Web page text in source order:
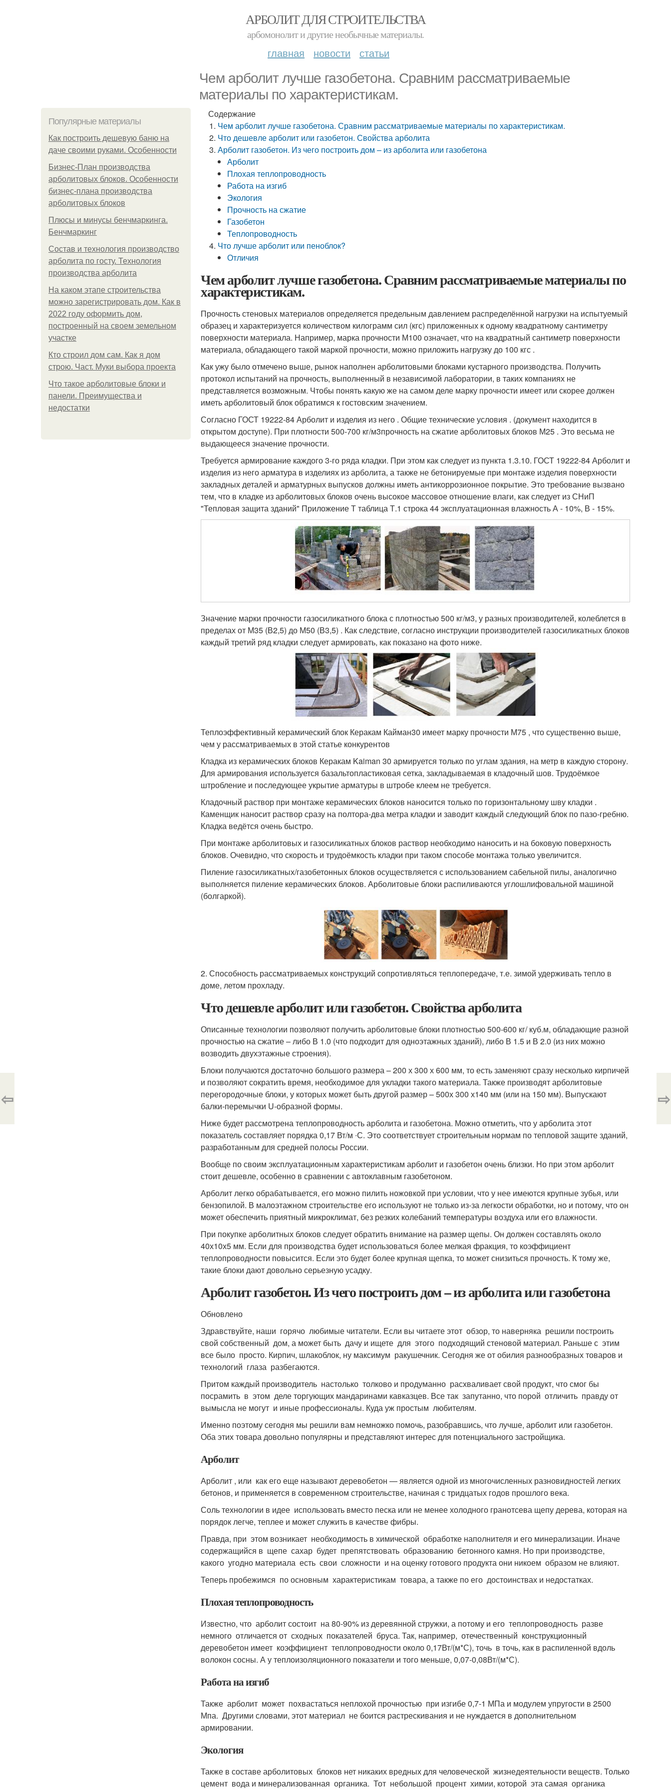
АРБОЛИТ ДЛЯ СТРОИТЕЛЬСТВА
арбомонолит и другие необычные материалы.
главная новости статьи
Чем арболит лучше газобетона. Сравним рассматриваемые
материалы по характеристикам.
Популярные материалы
Как построить дешевую баню на
даче своими руками. Особенности
Бизнес-План производства
арболитовых блоков. Особенности
бизнес-плана производства
арболитовых блоков
Плюсы и минусы бенчмаркинга.
Бенчмаркинг
Состав и технология производство
арболита по госту. Технология
производства арболита
На каком этапе строительства
можно зарегистрировать дом. Как в
2022 году оформить дом,
построенный на своем земельном
участке
Кто строил дом сам. Как я дом
строю. Част. Муки выбора проекта
Что такое арболитовые блоки и
панели. Преимущества и
недостатки
Содержание
Чем арболит лучше газобетона. Сравним рассматриваемые материалы по характеристикам.
Что дешевле арболит или газобетон. Свойства арболита
Арболит газобетон. Из чего построить дом – из арболита или газобетона
Арболит
Плохая теплопроводность
Работа на изгиб
Экология
Прочность на сжатие
Газобетон
Теплопроводность
Что лучше арболит или пеноблок?
Отличия
Чем арболит лучше газобетона. Сравним рассматриваемые материалы по
характеристикам.
Прочность стеновых материалов определяется предельным давлением распределённой нагрузки на испытуемый
образец и характеризуется количеством килограмм сил (кгс) приложенных к одному квадратному сантиметру
поверхности материала. Например, марка прочности М100 означает, что на квадратный сантиметр поверхности
материала, обладающего такой маркой прочности, можно приложить нагрузку до 100 кгс .
Как ужу было отмечено выше, рынок наполнен арболитовыми блоками кустарного производства. Получить
протокол испытаний на прочность, выполненный в независимой лаборатории, в таких компаниях не
представляется возможным. Чтобы понять какую же на самом деле марку прочности имеет или скорее должен
иметь арболитовый блок обратимся к гостовским значением.
Согласно ГОСТ 19222-84 Арболит и изделия из него . Общие технические условия . (документ находится в
открытом доступе). При плотности 500-700 кг/м3прочность на сжатие арболитовых блоков М25 . Это весьма не
выдающееся значение прочности.
Требуется армирование каждого 3-го ряда кладки. При этом как следует из пункта 1.3.10. ГОСТ 19222-84 Арболит и
изделия из него арматура в изделиях из арболита, а также не бетонируемые при монтаже изделия поверхности
закладных деталей и арматурных выпусков должны иметь антикоррозионное покрытие. Это требование вызвано
тем, что в кладке из арболитовых блоков очень высокое массовое отношение влаги, как следует из СНиП
"Тепловая защита зданий" Приложение Т таблица Т.1 строка 44 эксплуатационная влажность А - 10%, В - 15%.
Значение марки прочности газосиликатного блока с плотностью 500 кг/м3, у разных производителей, колеблется в
пределах от М35 (В2,5) до М50 (В3,5) . Как следствие, согласно инструкции производителей газосиликатных блоков
каждый третий ряд кладки следует армировать, как показано на фото ниже.
Теплоэффективный керамический блок Керакам Кайман30 имеет марку прочности М75 , что существенно выше,
чем у рассматриваемых в этой статье конкурентов
Кладка из керамических блоков Керакам Kaiman 30 армируется только по углам здания, на метр в каждую сторону.
Для армирования используется базальтопластиковая сетка, закладываемая в кладочный шов. Трудоёмкое
штробление и последующее укрытие арматуры в штробе клеем не требуется.
Кладочный раствор при монтаже керамических блоков наносится только по горизонтальному шву кладки .
Каменщик наносит раствор сразу на полтора-два метра кладки и заводит каждый следующий блок по пазо-гребню.
Кладка ведётся очень быстро.
При монтаже арболитовых и газосиликатных блоков раствор необходимо наносить и на боковую поверхность
блоков. Очевидно, что скорость и трудоёмкость кладки при таком способе монтажа только увеличится.
Пиление газосиликатных/газобетонных блоков осуществляется с использованием сабельной пилы, аналогично
выполняется пиление керамических блоков. Арболитовые блоки распиливаются углошлифовальной машиной
(болгаркой).
2. Способность рассматриваемых конструкций сопротивляться теплопередаче, т.е. зимой удерживать тепло в
доме, летом прохладу.
Что дешевле арболит или газобетон. Свойства арболита
Описанные технологии позволяют получить арболитовые блоки плотностью 500-600 кг/ куб.м, обладающие разной
прочностью на сжатие – либо В 1.0 (что подходит для одноэтажных зданий), либо В 1.5 и В 2.0 (из них можно
возводить двухэтажные строения).
Блоки получаются достаточно большого размера – 200 х 300 х 600 мм, то есть заменяют сразу несколько кирпичей
и позволяют сократить время, необходимое для укладки такого материала. Также производят арболитовые
перегородочные блоки, у которых может быть другой размер – 500х 300 х140 мм (или на 150 мм). Выпускают
балки-перемычки U-образной формы.
Ниже будет рассмотрена теплопроводность арболита и газобетона. Можно отметить, что у арболита этот
показатель составляет порядка 0,17 Вт/м ∙С. Это соответствует строительным нормам по тепловой защите зданий,
разработанным для средней полосы России.
Вообще по своим эксплуатационным характеристикам арболит и газобетон очень близки. Но при этом арболит
стоит дешевле, особенно в сравнении с автоклавным газобетоном.
Арболит легко обрабатывается, его можно пилить ножовкой при условии, что у нее имеются крупные зубья, или
бензопилой. В малоэтажном строительстве его используют не только из-за легкости обработки, но и потому, что он
может обеспечить приятный микроклимат, без резких колебаний температуры воздуха или его влажности.
При покупке арболитных блоков следует обратить внимание на размер щепы. Он должен составлять около
40х10х5 мм. Если для производства будет использоваться более мелкая фракция, то коэффициент
теплопроводности повысится. Если это будет более крупная щепка, то может снизиться прочность. К тому же,
такие блоки дают довольно серьезную усадку.
Арболит газобетон. Из чего построить дом – из арболита или газобетона
Обновлено
Здравствуйте, наши горячо любимые читатели. Если вы читаете этот обзор, то наверняка решили построить
свой собственный дом, а может быть дачу и ищете для этого подходящий стеновой материал. Раньше с этим
все было просто. Кирпич, шлакоблок, ну максимум ракушечник. Сегодня же от обилия разнообразных товаров и
технологий глаза разбегаются.
Притом каждый производитель настолько толково и продуманно расхваливает свой продукт, что смог бы
посрамить в этом деле торгующих мандаринами кавказцев. Все так запутанно, что порой отличить правду от
вымысла не могут и иные профессионалы. Куда уж простым любителям.
Именно поэтому сегодня мы решили вам немножко помочь, разобравшись, что лучше, арболит или газобетон.
Оба этих товара довольно популярны и представляют интерес для потенциального застройщика.
Арболит
Арболит , или как его еще называют деревобетон — является одной из многочисленных разновидностей легких
бетонов, и применяется в современном строительстве, начиная с тридцатых годов прошлого века.
Соль технологии в идее использовать вместо песка или не менее холодного гранотсева щепу дерева, которая на
порядок легче, теплее и может служить в качестве фибры.
Правда, при этом возникает необходимость в химической обработке наполнителя и его минерализации. Иначе
содержащийся в щепе сахар будет препятствовать образованию бетонного камня. Но при производстве,
какого угодно материала есть свои сложности и на оценку готового продукта они никоем образом не влияют.
Теперь пробежимся по основным характеристикам товара, а также по его достоинствах и недостатках.
Плохая теплопроводность
Известно, что арболит состоит на 80-90% из деревянной стружки, а потому и его теплопроводность разве
немного отличается от сходных показателей бруса. Так, например, отечественный конструкционный
деревобетон имеет коэффициент теплопроводности около 0,17Вт/(м*С), точь в точь, как в распиленной вдоль
волокон сосны. А у теплоизоляционного показатели и того меньше, 0,07-0,08Вт/(м*С).
Работа на изгиб
Также арболит может похвастаться неплохой прочностью при изгибе 0,7-1 МПа и модулем упругости в 2500
Мпа. Другими словами, этот материал не боится растрескивания и не нуждается в дополнительном
армировании.
Экология
Также в составе арболитовых блоков нет никаких вредных для человеческой жизнедеятельности веществ. Только
цемент вода и минерализованная органика. Тот небольшой процент химии, которой эта самая органика
⇦ ⇨